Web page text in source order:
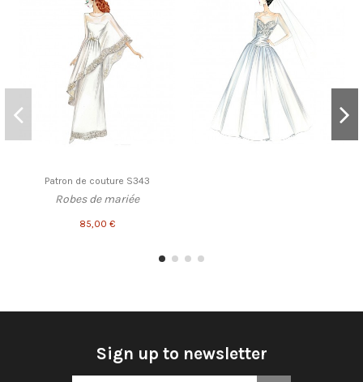
Patron de couture S343
Robes de mariée
85,00 €
Sign up to newsletter